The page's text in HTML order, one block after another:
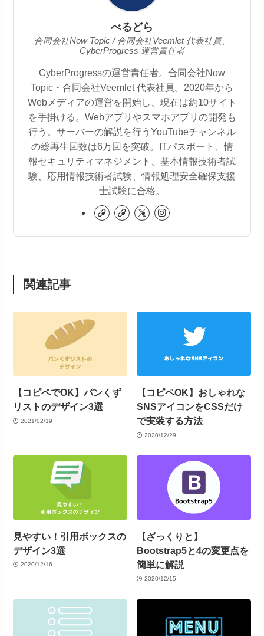
べるどら
合同会社Now Topic / 合同会社Veemlet 代表社員、
CyberProgress 運営責任者
CyberProgressの運営責任者。合同会社Now
Topic・合同会社Veemlet 代表社員。2020年から
Webメディアの運営を開始し、現在は約10サイト
を手掛ける。Webアプリやスマホアプリの開発も
行う。サーバーの解説を行うYouTubeチャンネル
の総再生回数は6万回を突破。ITパスポート、情
報セキュリティマネジメント、基本情報技術者試
験、応用情報技術者試験、情報処理安全確保支援
士試験に合格。
関連記事
【コピペでOK】パンくず
リストのデザイン3選
2021/02/19
【コピペOK】おしゃれな
SNSアイコンをCSSだけ
で実装する方法
2020/12/29
見やすい！引用ボックスの
デザイン3選
2020/12/16
【ざっくりと】
Bootstrap5と4の変更点を
簡単に解説
2020/12/15